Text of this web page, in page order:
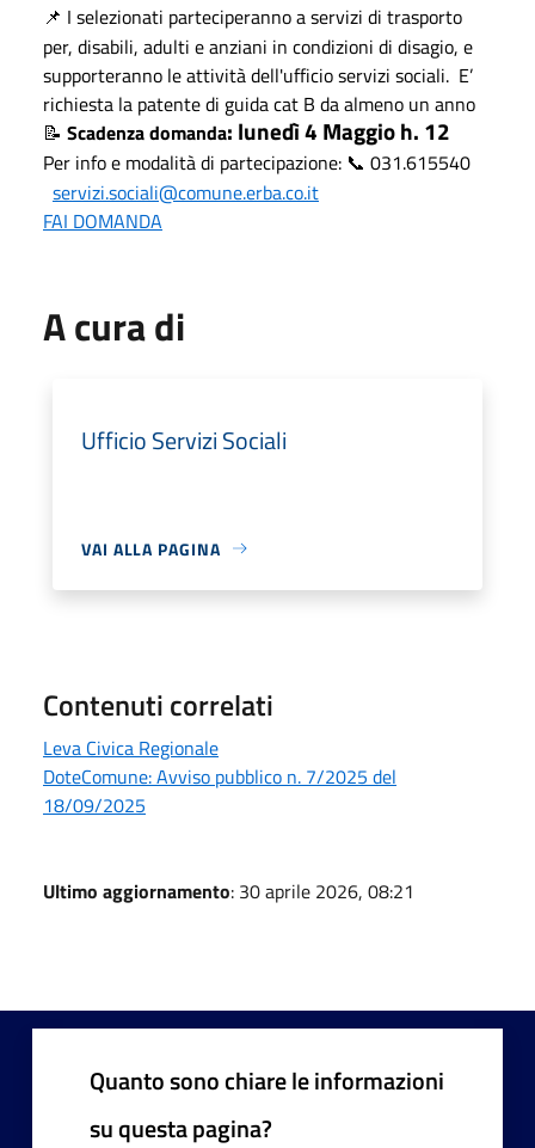
📌 I selezionati parteciperanno a servizi di trasporto
per, disabili, adulti e anziani in condizioni di disagio, e
supporteranno le attività dell'ufficio servizi sociali. E’
richiesta la patente di guida cat B da almeno un anno
📝 Scadenza domanda: lunedì 4 Maggio h. 12
Per info e modalità di partecipazione: 📞 031.615540
servizi.sociali@comune.erba.co.it
FAI DOMANDA
A cura di
Ufficio Servizi Sociali
VAI ALLA PAGINA
Contenuti correlati
Leva Civica Regionale
DoteComune: Avviso pubblico n. 7/2025 del
18/09/2025
Ultimo aggiornamento: 30 aprile 2026, 08:21
Quanto sono chiare le informazioni
su questa pagina?